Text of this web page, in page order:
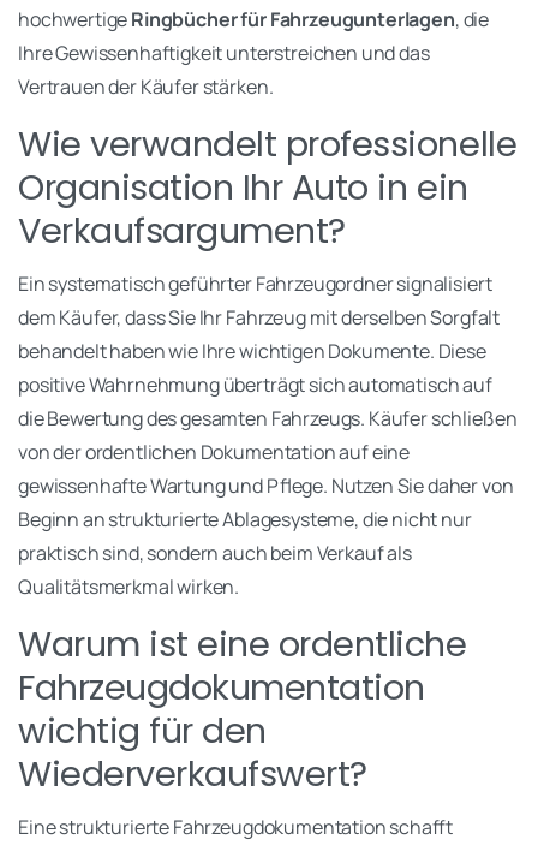
hochwertigeRingbücher für Fahrzeugunterlagen, die
Ihre Gewissenhaftigkeit unterstreichen und das
Vertrauen der Käufer stärken.
Wie verwandelt professionelle
Organisation Ihr Auto in ein
Verkaufsargument?
Ein systematisch geführter Fahrzeugordner signalisiert
dem Käufer, dass Sie Ihr Fahrzeug mit derselben Sorgfalt
behandelt haben wie Ihre wichtigen Dokumente. Diese
positive Wahrnehmung überträgt sich automatisch auf
die Bewertung des gesamten Fahrzeugs. Käufer schließen
von der ordentlichen Dokumentation auf eine
gewissenhafte Wartung und Pflege. Nutzen Sie daher von
Beginn an strukturierte Ablagesysteme, die nicht nur
praktisch sind, sondern auch beim Verkauf als
Qualitätsmerkmal wirken.
Warum ist eine ordentliche
Fahrzeugdokumentation
wichtig für den
Wiederverkaufswert?
Eine strukturierte Fahrzeugdokumentation schafft